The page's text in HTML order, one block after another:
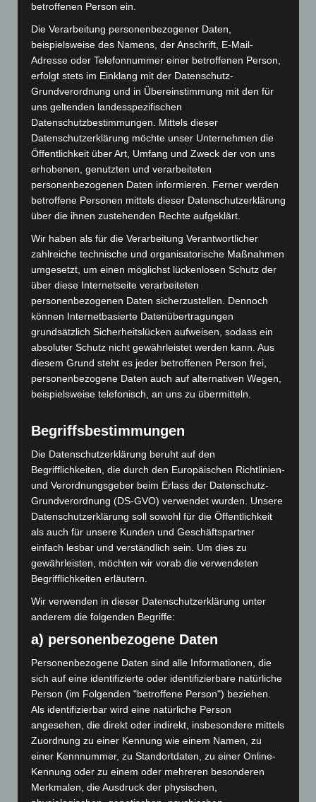
Oktober 2024
Mai 2024
Dezember 2023
November 2023
Mai 2023
März 2023
Januar 2023
Dezember 2022
November 2022
Juni 2022
Mai 2022
Dezember 2021
November 2021
Juni 2021
Mai 2021
April 2021
Januar 2021
Dezember 2020
November 2020
September 2020
Juli 2020
Januar 2020
November 2019
Oktober 2019
August 2019
Juli 2019
betroffenen Person ein.
Die Verarbeitung personenbezogener Daten,
beispielsweise des Namens, der Anschrift, E-Mail-
Adresse oder Telefonnummer einer betroffenen Person,
erfolgt stets im Einklang mit der Datenschutz-
Grundverordnung und in Übereinstimmung mit den für
uns geltenden landesspezifischen
Datenschutzbestimmungen. Mittels dieser
Datenschutzerklärung möchte unser Unternehmen die
Öffentlichkeit über Art, Umfang und Zweck der von uns
erhobenen, genutzten und verarbeiteten
personenbezogenen Daten informieren. Ferner werden
betroffene Personen mittels dieser Datenschutzerklärung
über die ihnen zustehenden Rechte aufgeklärt.
Wir haben als für die Verarbeitung Verantwortlicher
zahlreiche technische und organisatorische Maßnahmen
umgesetzt, um einen möglichst lückenlosen Schutz der
über diese Internetseite verarbeiteten
personenbezogenen Daten sicherzustellen. Dennoch
können Internetbasierte Datenübertragungen
grundsätzlich Sicherheitslücken aufweisen, sodass ein
absoluter Schutz nicht gewährleistet werden kann. Aus
diesem Grund steht es jeder betroffenen Person frei,
personenbezogene Daten auch auf alternativen Wegen,
beispielsweise telefonisch, an uns zu übermitteln.
Begriffsbestimmungen
Die Datenschutzerklärung beruht auf den
Begrifflichkeiten, die durch den Europäischen Richtlinien-
und Verordnungsgeber beim Erlass der Datenschutz-
Grundverordnung (DS-GVO) verwendet wurden. Unsere
Datenschutzerklärung soll sowohl für die Öffentlichkeit
als auch für unsere Kunden und Geschäftspartner
einfach lesbar und verständlich sein. Um dies zu
gewährleisten, möchten wir vorab die verwendeten
Begrifflichkeiten erläutern.
Wir verwenden in dieser Datenschutzerklärung unter
anderem die folgenden Begriffe:
a) personenbezogene Daten
Personenbezogene Daten sind alle Informationen, die
sich auf eine identifizierte oder identifizierbare natürliche
Person (im Folgenden "betroffene Person") beziehen.
Als identifizierbar wird eine natürliche Person
angesehen, die direkt oder indirekt, insbesondere mittels
Zuordnung zu einer Kennung wie einem Namen, zu
einer Kennnummer, zu Standortdaten, zu einer Online-
Kennung oder zu einem oder mehreren besonderen
Merkmalen, die Ausdruck der physischen,